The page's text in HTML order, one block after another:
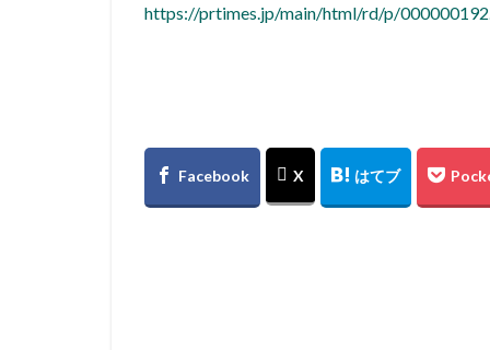
https://prtimes.jp/main/html/rd/p/